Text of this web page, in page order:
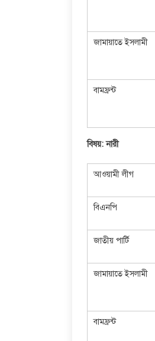
জামায়াতে ইসলামী
বামফ্রন্ট
বিষয়: নারী
আওয়ামী লীগ
বিএনপি
জাতীয় পার্টি
জামায়াতে ইসলামী
বামফ্রন্ট